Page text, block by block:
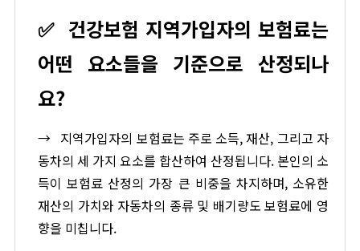
✅ 건강보험 지역가입자의 보험료는
어떤 요소들을 기준으로 산정되나
요?
→ 지역가입자의 보험료는 주로 소득, 재산, 그리고 자
동차의 세 가지 요소를 합산하여 산정됩니다. 본인의 소
득이 보험료 산정의 가장 큰 비중을 차지하며, 소유한
재산의 가치와 자동차의 종류 및 배기량도 보험료에 영
향을 미칩니다.